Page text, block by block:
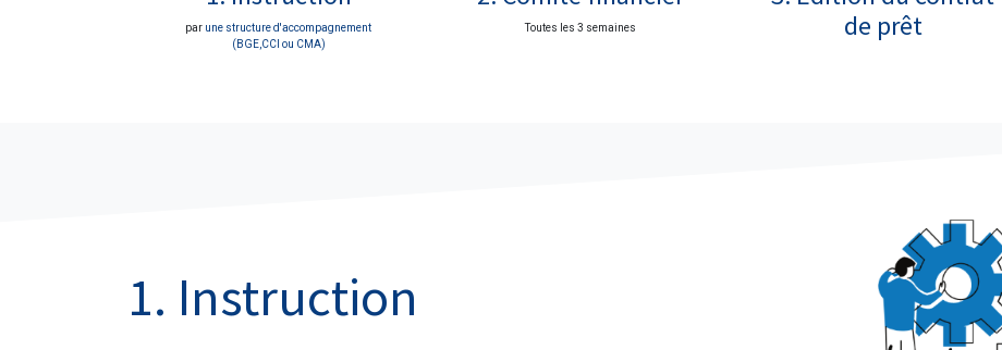
par une structure d'accompagnement
(BGE,CCI ou CMA)
Toutes les 3 semaines
de prêt
1. Instruction